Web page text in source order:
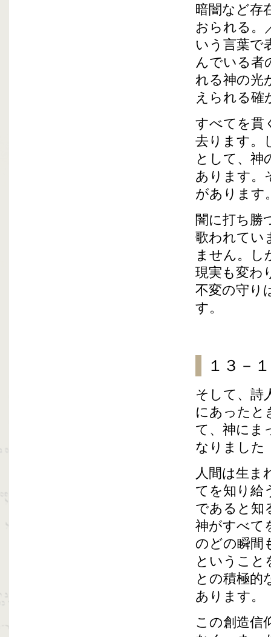
暗闇など存
おられる。
いう言葉で
んでいる者
れる神の光
えられる確
すべてを貫
去ります。
として、神
あります。
があります
闇に打ち勝
歌われてい
ません。し
現実も変わ
不変の守り
す。
１３－
そして、詩
にあったと
て、神にま
なりました
人間は生ま
てを知り給
であると知
神がすべて
のどの瞬間
ということ
との積極的
あります。
この創造信